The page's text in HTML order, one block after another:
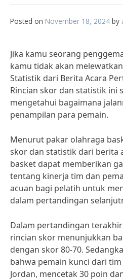
Posted on November 18, 2024 by
Jika kamu seorang
kamu tidak akan
Statistik dari Berita Acara
Rincian skor dan statistik ini
mengetahui bagaimana
penampilan para pemain.
Menurut pakar olahraga
skor dan statistik dari berita
basket dapat memberikan
tentang kinerja tim dan
acuan bagi pelatih untuk
dalam pertandingan
Dalam pertandingan
rincian skor menunjukkan
dengan skor 80-70.
bahwa pemain kunci dari
Jordan, mencetak 30 poin